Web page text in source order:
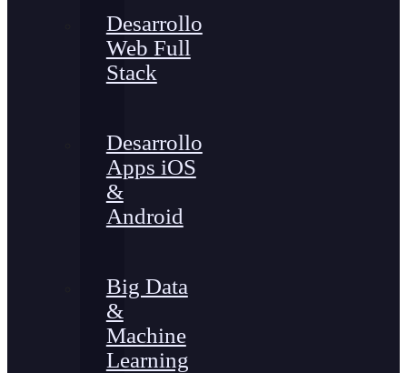
Desarrollo
Web Full
Stack
Desarrollo
Apps iOS
&
Android
Big Data
&
Machine
Learning